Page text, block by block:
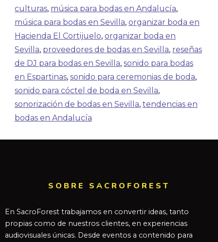
culturas, música para bodas en Andalucía,
música para bodas en Sevilla, organizar boda en
Hacienda El Cortijuelo, organizar boda en
Sevilla, proveedores de bodas en Sevilla, reseñas
de DJ para bodas en Sevilla, sonido para bodas
en Espartinas, sonido para ceremonias de boda,
sonido para cóctel de boda en Sevilla,
sonorización de bodas en Sevilla, tendencias en
bodas en Andalucía
SOBRE SACROFOREST
En SacroForest trabajamos en convertir ideas, tanto
propias como de nuestros clientes, en experiencias
audiovisuales únicas. Desde eventos a contenido para